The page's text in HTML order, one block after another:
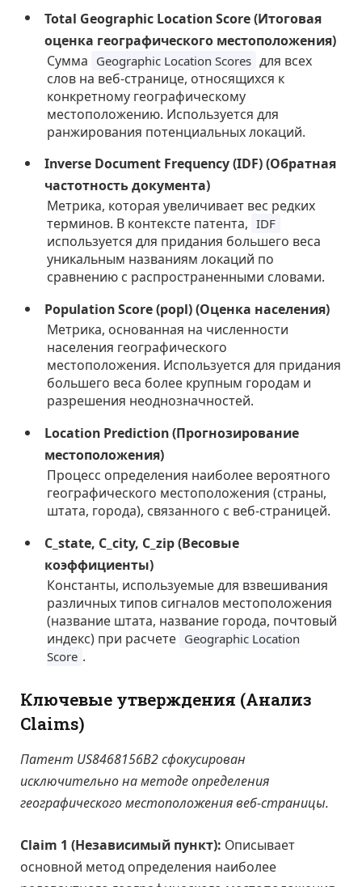
Total Geographic Location Score (Итоговая
оценка географического местоположения)
Сумма Geographic Location Scores для всех
слов на веб-странице, относящихся к
конкретному географическому
местоположению. Используется для
ранжирования потенциальных локаций.
Inverse Document Frequency (IDF) (Обратная
частотность документа)
Метрика, которая увеличивает вес редких
терминов. В контексте патента, IDF
используется для придания большего веса
уникальным названиям локаций по
сравнению с распространенными словами.
Population Score (popl) (Оценка населения)
Метрика, основанная на численности
населения географического
местоположения. Используется для придания
большего веса более крупным городам и
разрешения неоднозначностей.
Location Prediction (Прогнозирование
местоположения)
Процесс определения наиболее вероятного
географического местоположения (страны,
штата, города), связанного с веб-страницей.
C_state, C_city, C_zip (Весовые
коэффициенты)
Константы, используемые для взвешивания
различных типов сигналов местоположения
(название штата, название города, почтовый
индекс) при расчете Geographic Location
Score .
Ключевые утверждения (Анализ
Claims)
Патент US8468156B2 сфокусирован
исключительно на методе определения
географического местоположения веб-страницы.
Claim 1 (Независимый пункт): Описывает
основной метод определения наиболее